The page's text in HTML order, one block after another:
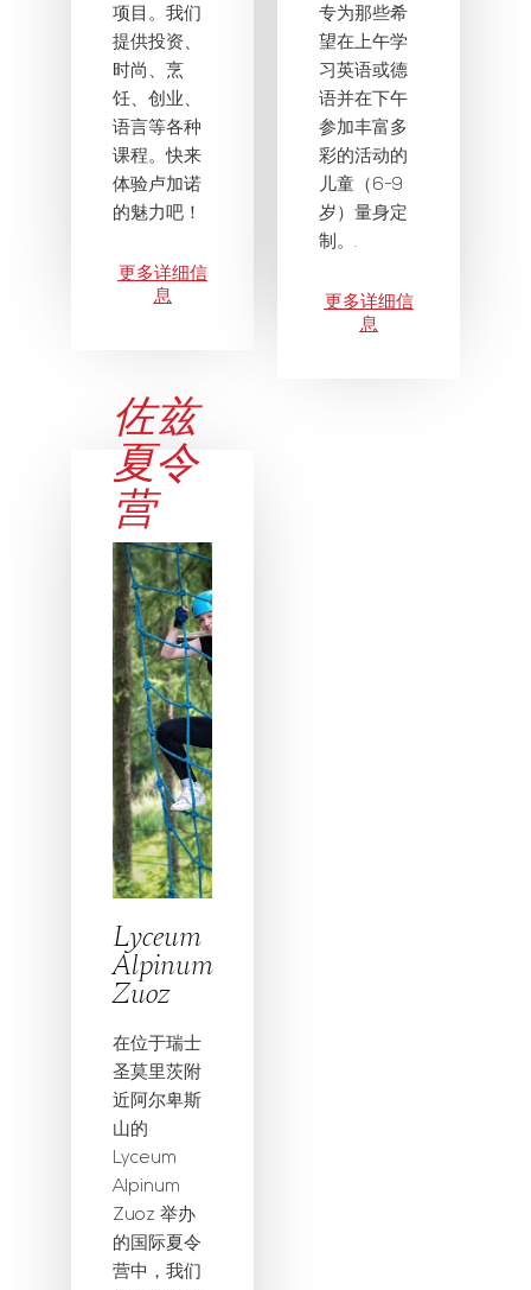
项目。我们
提供投资、
时尚、烹
饪、创业、
语言等各种
课程。快来
体验卢加诺
的魅力吧！
更多详细信
息
专为那些希
望在上午学
习英语或德
语并在下午
参加丰富多
彩的活动的
儿童（6-9
岁）量身定
制。.
更多详细信
息
佐兹
夏令
营
Lyceum
Alpinum
Zuoz
在位于瑞士
圣莫里茨附
近阿尔卑斯
山的
Lyceum
Alpinum
Zuoz 举办
的国际夏令
营中，我们